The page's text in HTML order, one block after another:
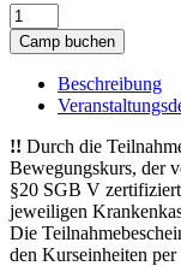
Erlebnisweltsportcamp
-
SG
Selm
(20.10.
23.10.2026)
Menge
Camp buchen
Beschreibung
!! Durch die
Bewegungskurs, der
§20 SGB V
jeweiligen
Die
den Kurseinheiten